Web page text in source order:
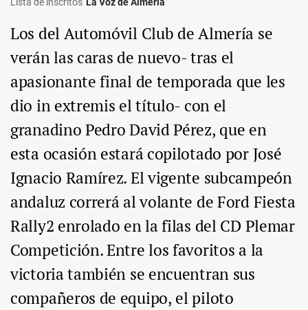
Los del Automóvil Club de Almería se
verán las caras de nuevo- tras el
apasionante final de temporada que les
dio in extremis el título- con el
granadino Pedro David Pérez, que en
esta ocasión estará copilotado por José
Ignacio Ramírez. El vigente subcampeón
andaluz correrá al volante de Ford Fiesta
Rally2 enrolado en la filas del CD Plemar
Competición. Entre los favoritos a la
victoria también se encuentran sus
compañeros de equipo, el piloto